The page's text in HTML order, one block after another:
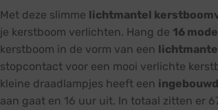
Met deze slimme lichtmantel
je kerstboom verlichten. Hang de 16
kerstboom in de vorm van een
stopcontact voor een mooi verlichte
kleine draadlampjes heeft een
aan gaat en 16 uur uit. In totaal zitten er